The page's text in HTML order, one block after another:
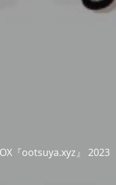
『ootsuya.xyz』 2023